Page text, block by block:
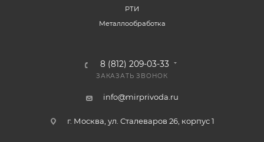
РТИ
Металлообработка
8 (812) 209-03-33
ЗАКАЗАТЬ ЗВОНОК
info@mirprivoda.ru
г. Москва, ул. Сталеваров 26, корпус 1